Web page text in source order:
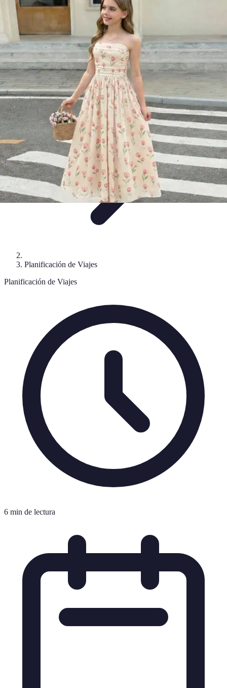
Viajar por España
Consejos de Viaje
Cultura y Tradiciones Destinos
Ocultos
Planificación de ViajesTransporte
Viajar por España
Planificación de Viajes
Planificación de Viajes
6 min de lectura